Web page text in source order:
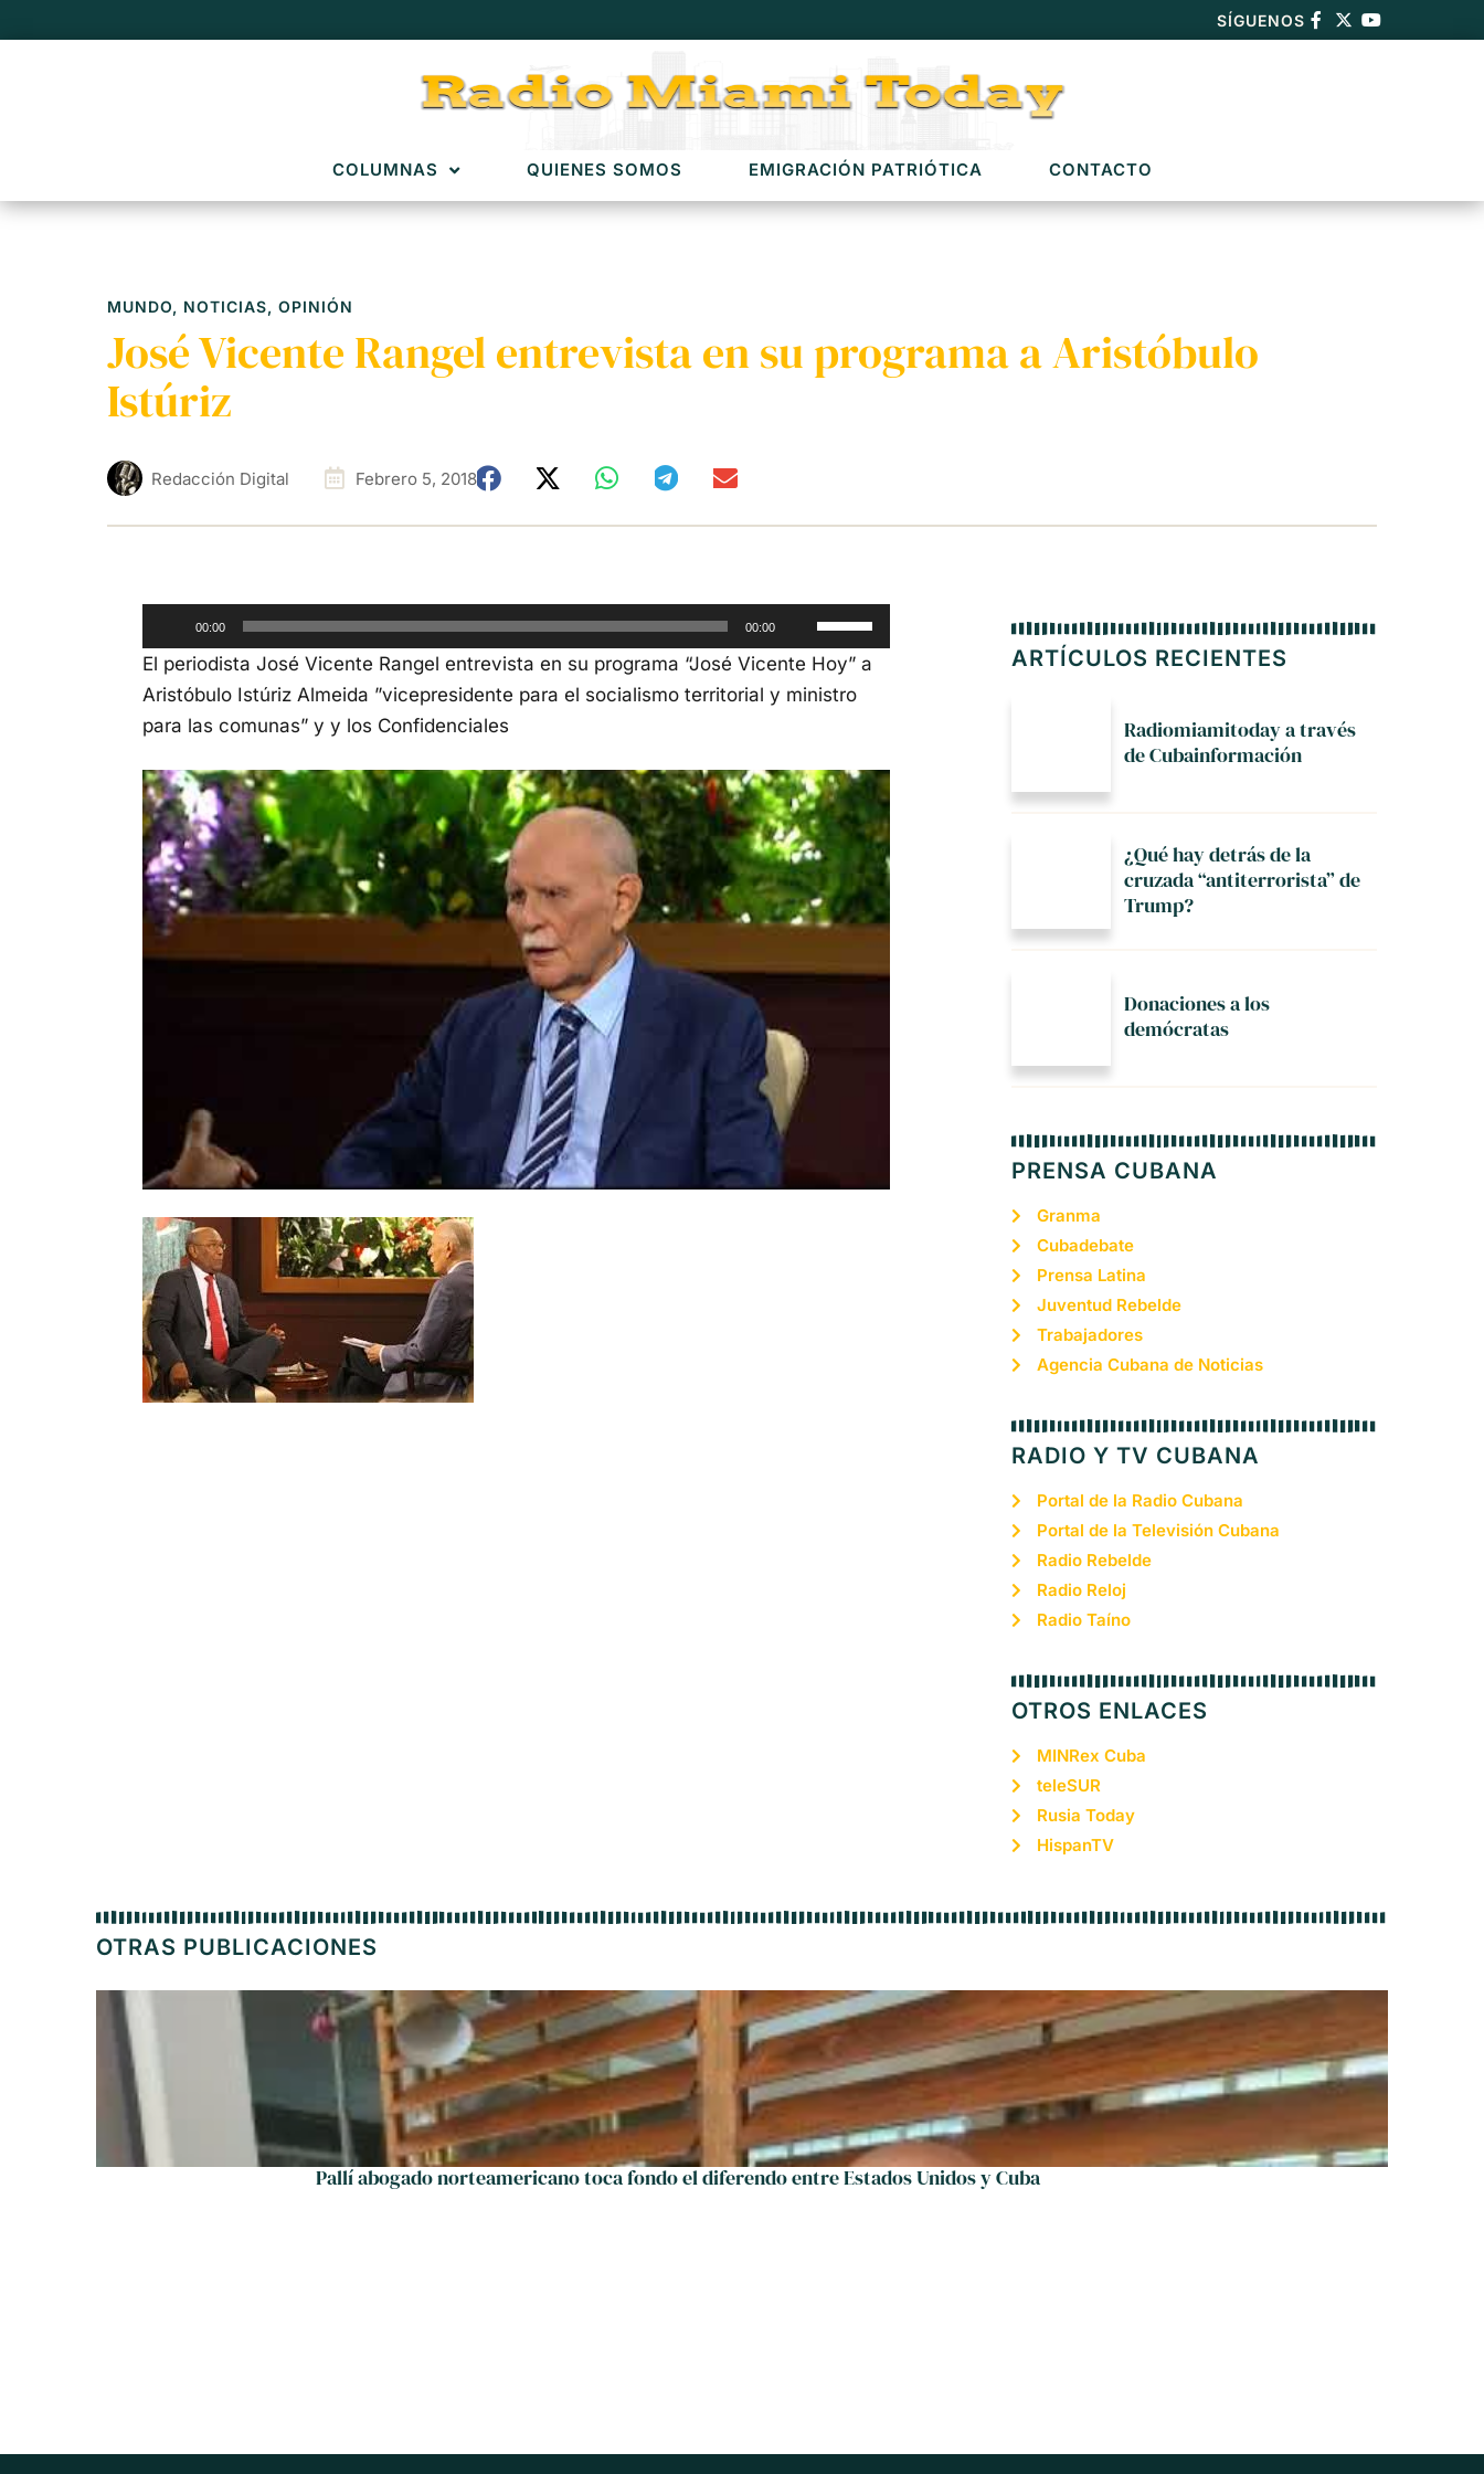
SÍGUENOS
COLUMNAS QUIENES SOMOS EMIGRACIÓN PATRIÓTICA CONTACTO
MUNDO, NOTICIAS, OPINIÓN
José Vicente Rangel entrevista en su programa a Aristóbulo
Istúriz
Redacción Digital Febrero 5, 2018
Reproductor
de
audio
00:00 00:00
Utiliza
las
teclas
arriba/abajo
para
aumentar
o
disminuir
el
El periodista José Vicente Rangel entrevista en su programa “José Vicente Hoy” a
Aristóbulo Istúriz Almeida ”vicepresidente para el socialismo territorial y ministro
para las comunas” y y los Confidenciales
ARTÍCULOS RECIENTES
Radiomiamitoday a través
de Cubainformación
¿Qué hay detrás de la
cruzada “antiterrorista” de
Trump?
Donaciones a los
demócratas
PRENSA CUBANA
Granma
Cubadebate
Prensa Latina
Juventud Rebelde
Trabajadores
Agencia Cubana de Noticias
RADIO Y TV CUBANA
Portal de la Radio Cubana
Portal de la Televisión Cubana
Radio Rebelde
Radio Reloj
Radio Taíno
OTROS ENLACES
MINRex Cuba
teleSUR
Rusia Today
HispanTV
OTRAS PUBLICACIONES
Pallí abogado norteamericano toca fondo el diferendo entre Estados Unidos y Cuba